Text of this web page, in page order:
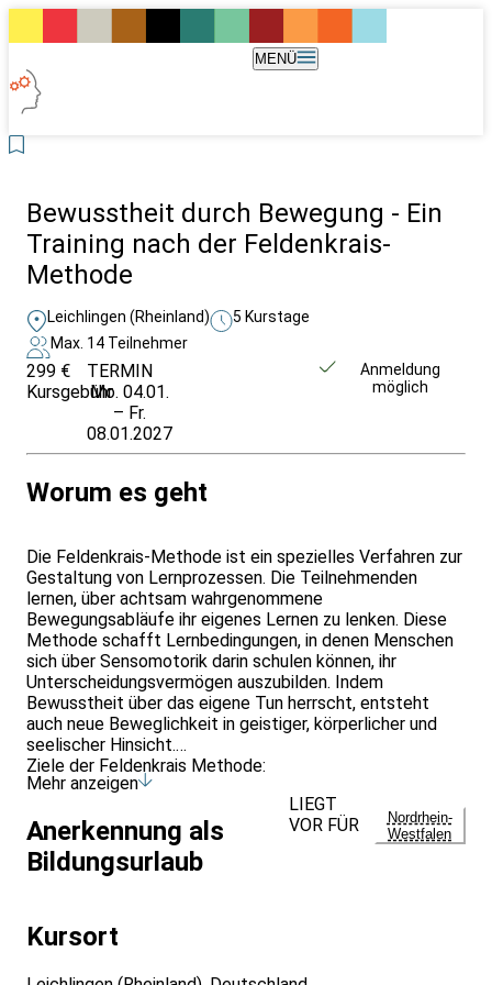
MENÜ
Bewusstheit durch Bewegung - Ein
Training nach der Feldenkrais-
Methode
Leichlingen (Rheinland)
5 Kurstage
Max. 14 Teilnehmer
299 €
Kursgebühr
TERMIN
Mo. 04.01.
– Fr.
08.01.2027
Anmeldung
möglich
Worum es geht
Die Feldenkrais-Methode ist ein spezielles Verfahren zur
Gestaltung von Lernprozessen. Die Teilnehmenden
lernen, über achtsam wahrgenommene
Bewegungsabläufe ihr eigenes Lernen zu lenken. Diese
Methode schafft Lernbedingungen, in denen Menschen
sich über Sensomotorik darin schulen können, ihr
Unterscheidungsvermögen auszubilden. Indem
Bewusstheit über das eigene Tun herrscht, entsteht
auch neue Beweglichkeit in geistiger, körperlicher und
seelischer Hinsicht.
Ziele der Feldenkrais Methode:
- Verbesserung der Fähigkeit der Selbstlenkung
- Handlungskompetenz und Öffnung bisher nicht
zugänglicher Wahrnehmungsdimensionen
- Leistungsfähigkeit, Ausdauer, Vitalität und
Wohlbefinden
- Eigenwahrnehmung und Erweiterung des Selbstbildes
Spannung
Mehr anzeigen
Anerkennung als
Bildungsurlaub
LIEGT
VOR FÜR
Nordrhein-
Westfalen
Kursort